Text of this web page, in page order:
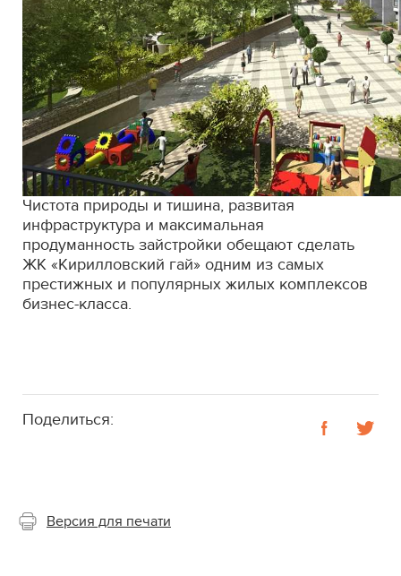
Чистота природы и тишина, развитая
инфраструктура и максимальная
продуманность зайстройки обещают сделать
ЖК «Кирилловский гай» одним из самых
престижных и популярных жилых комплексов
бизнес-класса.
Поделиться:
Версия для печати